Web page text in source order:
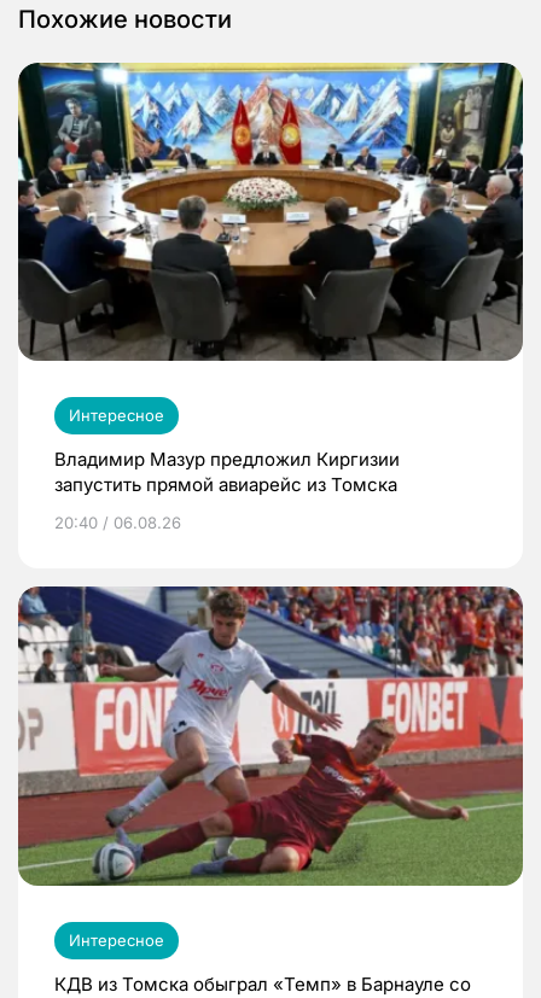
Похожие новости
Интересное
Владимир Мазур предложил Киргизии
запустить прямой авиарейс из Томска
20:40 / 06.08.26
Интересное
КДВ из Томска обыграл «Темп» в Барнауле со